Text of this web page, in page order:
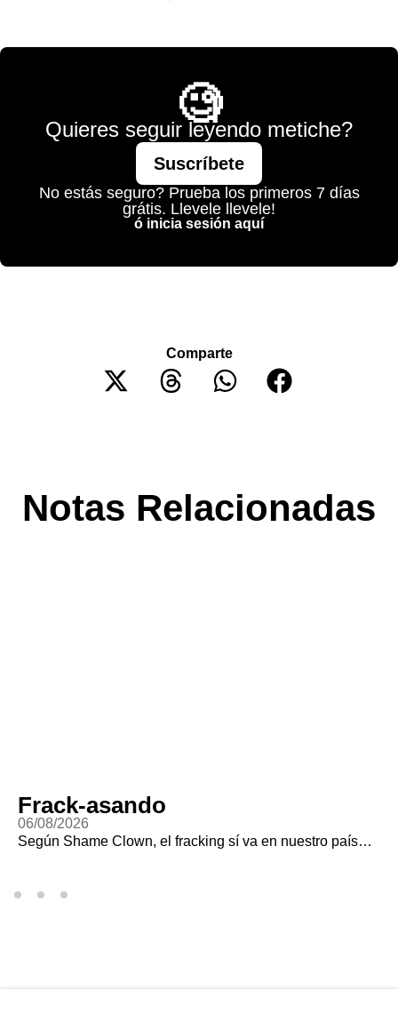
🧐
Quieres seguir leyendo metiche?
Suscríbete
No estás seguro? Prueba los primeros 7 días
grátis. Llevele llevele!
ó inicia sesión aquí
Comparte
Notas Relacionadas
Frack-asando
06/08/2026
Según Shame Clown, el fracking sí va en nuestro país…